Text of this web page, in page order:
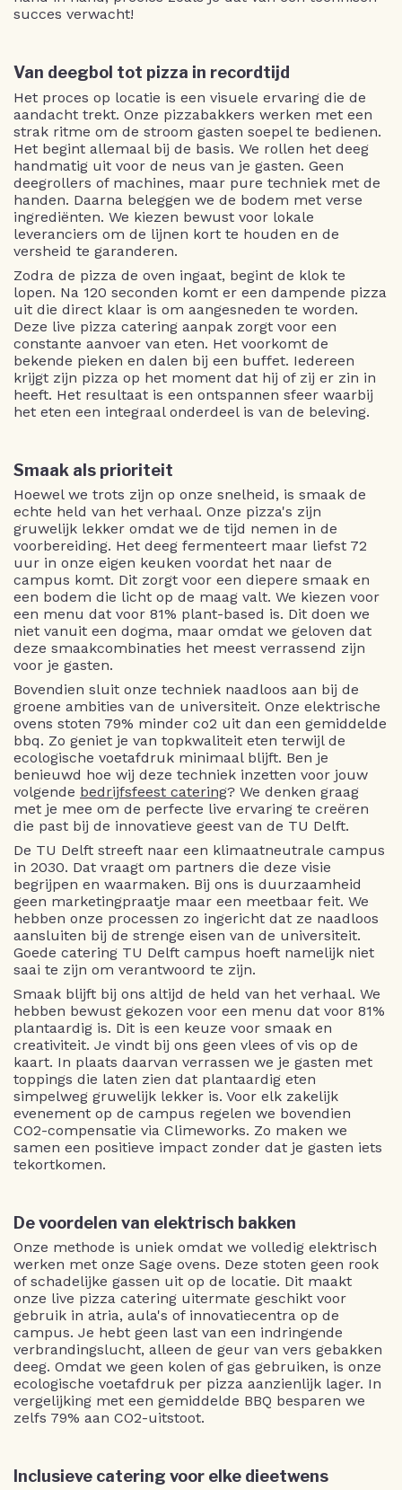
succes verwacht!
Van deegbol tot pizza in recordtijd
Het proces op locatie is een visuele ervaring die de
aandacht trekt. Onze pizzabakkers werken met een
strak ritme om de stroom gasten soepel te bedienen.
Het begint allemaal bij de basis. We rollen het deeg
handmatig uit voor de neus van je gasten. Geen
deegrollers of machines, maar pure techniek met de
handen. Daarna beleggen we de bodem met verse
ingrediënten. We kiezen bewust voor lokale
leveranciers om de lijnen kort te houden en de
versheid te garanderen.
Zodra de pizza de oven ingaat, begint de klok te
lopen. Na 120 seconden komt er een dampende pizza
uit die direct klaar is om aangesneden te worden.
Deze live pizza catering aanpak zorgt voor een
constante aanvoer van eten. Het voorkomt de
bekende pieken en dalen bij een buffet. Iedereen
krijgt zijn pizza op het moment dat hij of zij er zin in
heeft. Het resultaat is een ontspannen sfeer waarbij
het eten een integraal onderdeel is van de beleving.
Smaak als prioriteit
Hoewel we trots zijn op onze snelheid, is smaak de
echte held van het verhaal. Onze pizza's zijn
gruwelijk lekker omdat we de tijd nemen in de
voorbereiding. Het deeg fermenteert maar liefst 72
uur in onze eigen keuken voordat het naar de
campus komt. Dit zorgt voor een diepere smaak en
een bodem die licht op de maag valt. We kiezen voor
een menu dat voor 81% plant-based is. Dit doen we
niet vanuit een dogma, maar omdat we geloven dat
deze smaakcombinaties het meest verrassend zijn
voor je gasten.
Bovendien sluit onze techniek naadloos aan bij de
groene ambities van de universiteit. Onze elektrische
ovens stoten 79% minder co2 uit dan een gemiddelde
bbq. Zo geniet je van topkwaliteit eten terwijl de
ecologische voetafdruk minimaal blijft. Ben je
benieuwd hoe wij deze techniek inzetten voor jouw
volgende bedrijfsfeest catering? We denken graag
met je mee om de perfecte live ervaring te creëren
die past bij de innovatieve geest van de TU Delft.
De TU Delft streeft naar een klimaatneutrale campus
in 2030. Dat vraagt om partners die deze visie
begrijpen en waarmaken. Bij ons is duurzaamheid
geen marketingpraatje maar een meetbaar feit. We
hebben onze processen zo ingericht dat ze naadloos
aansluiten bij de strenge eisen van de universiteit.
Goede catering TU Delft campus hoeft namelijk niet
saai te zijn om verantwoord te zijn.
Smaak blijft bij ons altijd de held van het verhaal. We
hebben bewust gekozen voor een menu dat voor 81%
plantaardig is. Dit is een keuze voor smaak en
creativiteit. Je vindt bij ons geen vlees of vis op de
kaart. In plaats daarvan verrassen we je gasten met
toppings die laten zien dat plantaardig eten
simpelweg gruwelijk lekker is. Voor elk zakelijk
evenement op de campus regelen we bovendien
CO2-compensatie via Climeworks. Zo maken we
samen een positieve impact zonder dat je gasten iets
tekortkomen.
De voordelen van elektrisch bakken
Onze methode is uniek omdat we volledig elektrisch
werken met onze Sage ovens. Deze stoten geen rook
of schadelijke gassen uit op de locatie. Dit maakt
onze live pizza catering uitermate geschikt voor
gebruik in atria, aula's of innovatiecentra op de
campus. Je hebt geen last van een indringende
verbrandingslucht, alleen de geur van vers gebakken
deeg. Omdat we geen kolen of gas gebruiken, is onze
ecologische voetafdruk per pizza aanzienlijk lager. In
vergelijking met een gemiddelde BBQ besparen we
zelfs 79% aan CO2-uitstoot.
Inclusieve catering voor elke dieetwens